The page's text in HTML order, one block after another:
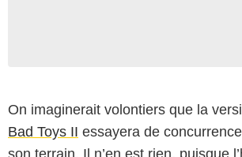
On imaginerait volontiers que la
Bad Toys II essayera de
son terrain. Il n’en est rien, puisque